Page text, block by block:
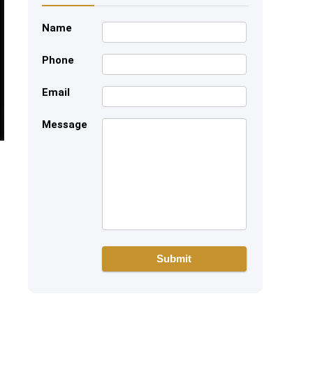
Name
Phone
Email
Message